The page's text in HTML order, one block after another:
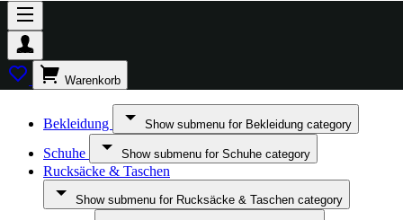
Warenkorb
Bekleidung Show submenu for Bekleidung category
Schuhe Show submenu for Schuhe category
Rucksäcke & Taschen
Show submenu for Rucksäcke & Taschen category